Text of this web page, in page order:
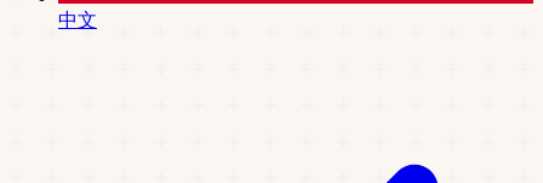
中文